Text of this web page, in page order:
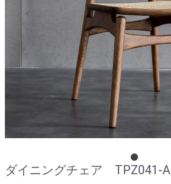
ダイニングチェア TPZ041-A